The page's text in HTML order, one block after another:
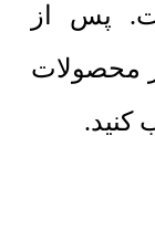
پس از
محصولات
کنید.